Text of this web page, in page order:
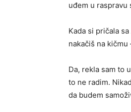
uđem u raspravu
Kada si pričala
nakačiš na kičmu
Da, rekla sam to
to ne radim.
da budem